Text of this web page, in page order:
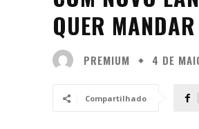
QUER
PREMIUM 4 DE
Compartilhado